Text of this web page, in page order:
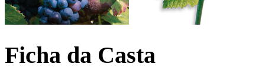
Ficha da Casta